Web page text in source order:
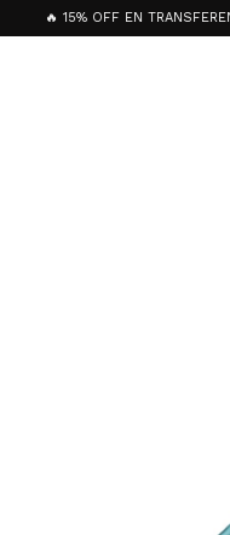
15% OFF EN TRANSFERENCIA -